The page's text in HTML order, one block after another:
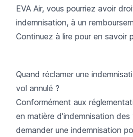
EVA Air, vous pourriez avoir
indemnisation, à un
Continuez à lire pour en savoir
Quand réclamer une
vol annulé ?
Conformément aux
en matière d'indemnisation
demander une indemnisation